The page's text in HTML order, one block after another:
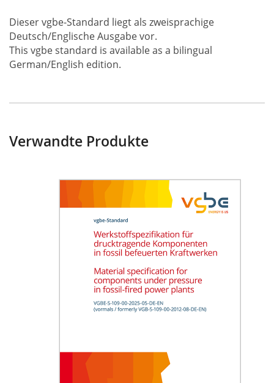
Dieser vgbe-Standard liegt als zweisprachige
Deutsch/Englische Ausgabe vor.
This vgbe standard is available as a bilingual
German/English edition.
Verwandte Produkte